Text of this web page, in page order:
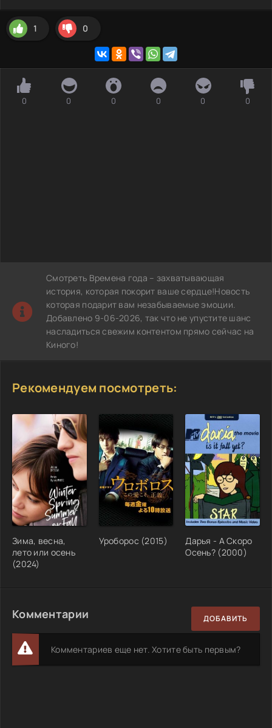
1 0
0 0 0 0 0 0
Смотреть Времена года – захватывающая
история, которая покорит ваше сердце!Новость
которая подарит вам незабываемые эмоции.
Добавлено 9-06-2026, так что не упустите шанс
насладиться свежим контентом прямо сейчас на
Киного!
Рекомендуем посмотреть:
Зима, весна,
лето или осень
(2024)
Уроборос (2015)
Дарья - А Скоро
Осень? (2000)
Комментарии ДОБАВИТЬ
Комментариев еще нет. Хотите быть первым?